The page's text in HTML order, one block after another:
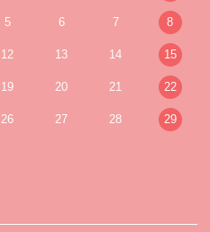
5 6 7 8
12 13 14 15
19 20 21 22
26 27 28 29